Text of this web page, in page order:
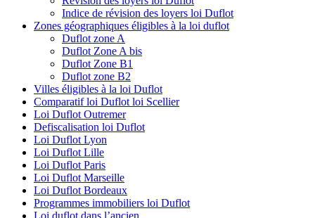
Indice de révision des loyers loi Duflot
Zones géographiques éligibles à la loi duflot
Duflot zone A
Duflot Zone A bis
Duflot Zone B1
Duflot zone B2
Villes éligibles à la loi Duflot
Comparatif loi Duflot loi Scellier
Loi Duflot Outremer
Defiscalisation loi Duflot
Loi Duflot Lyon
Loi Duflot Lille
Loi Duflot Paris
Loi Duflot Marseille
Loi Duflot Bordeaux
Programmes immobiliers loi Duflot
Loi duflot dans l’ancien